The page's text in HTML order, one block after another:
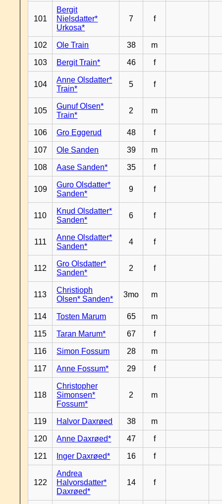
101
Bergit
Nielsdatter*
Urkosa*
7 f
102 Ole Train 38 m
103 Bergit Train* 46 f
104
Anne Olsdatter*
Train*
5 f
105
Gunuf Olsen*
Train*
2 m
106 Gro Eggerud 48 f
107 Ole Sanden 39 m
108 Aase Sanden* 35 f
109
Guro Olsdatter*
Sanden*
9 f
110
Knud Olsdatter*
Sanden*
6 f
111
Anne Olsdatter*
Sanden*
4 f
112
Gro Olsdatter*
Sanden*
2 f
113
Christioph
Olsen* Sanden*
3mo m
114 Tosten Marum 65 m
115 Taran Marum* 67 f
116 Simon Fossum 28 m
117 Anne Fossum* 29 f
118
Christopher
Simonsen*
Fossum*
2 m
119 Halvor Daxrøed 38 m
120 Anne Daxrøed* 47 f
121 Inger Daxrøed* 16 f
122
Andrea
Halvorsdatter*
Daxrøed*
14 f